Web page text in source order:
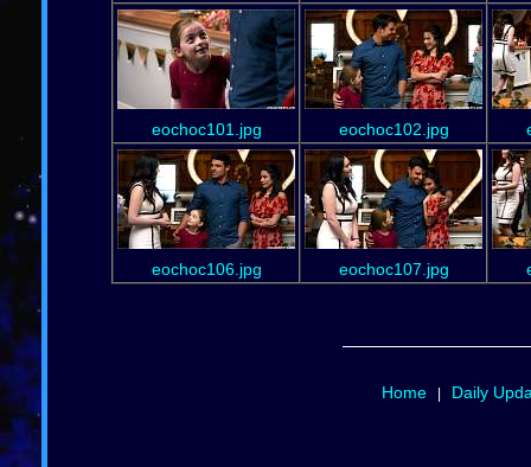
eochoc101.jpg eochoc102.jpg
eochoc106.jpg eochoc107.jpg
Home| Daily